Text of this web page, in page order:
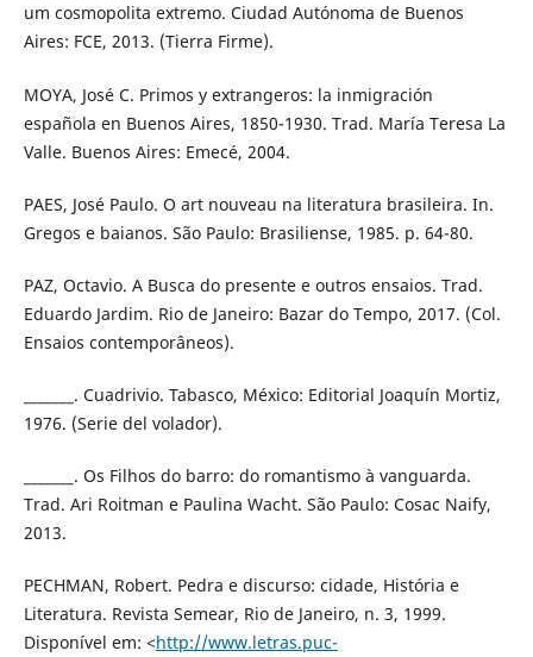
um cosmopolita extremo. Ciudad Autónoma de Buenos
Aires: FCE, 2013. (Tierra Firme).
MOYA, José C. Primos y extrangeros: la inmigración
española en Buenos Aires, 1850-1930. Trad. María Teresa La
Valle. Buenos Aires: Emecé, 2004.
PAES, José Paulo. O art nouveau na literatura brasileira. In.
Gregos e baianos. São Paulo: Brasiliense, 1985. p. 64-80.
PAZ, Octavio. A Busca do presente e outros ensaios. Trad.
Eduardo Jardim. Rio de Janeiro: Bazar do Tempo, 2017. (Col.
Ensaios contemporâneos).
_______. Cuadrivio. Tabasco, México: Editorial Joaquín Mortiz,
1976. (Serie del volador).
_______. Os Filhos do barro: do romantismo à vanguarda.
Trad. Ari Roitman e Paulina Wacht. São Paulo: Cosac Naify,
2013.
PECHMAN, Robert. Pedra e discurso: cidade, História e
Literatura. Revista Semear, Rio de Janeiro, n. 3, 1999.
Disponível em: <http://www.letras.puc-